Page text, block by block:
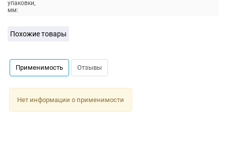
упаковки,
мм:
Похожие товары
Применимость Отзывы
Нет информации о применимости